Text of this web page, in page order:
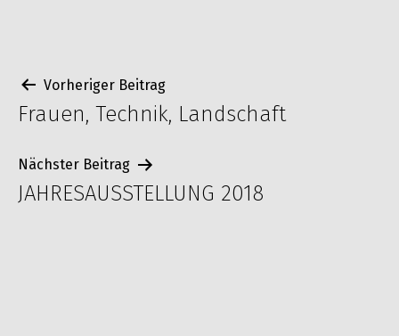
Beitragsnavigation
Vorheriger Beitrag
Frauen, Technik, Landschaft
Nächster Beitrag
JAHRESAUSSTELLUNG 2018